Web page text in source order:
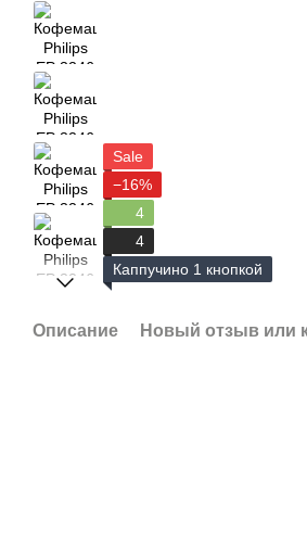
Sale
−16%
4
4
Каппучино 1 кнопкой
Описание Новый отзыв или